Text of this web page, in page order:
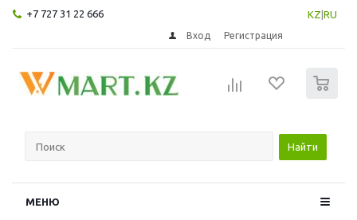
+7 727 31 22 666 KZ RU
Вход Регистрация
Найти
МЕНЮ